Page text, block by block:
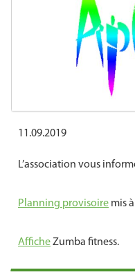
11.09.2019
L’association vous
Planning provisoire mis
AfficheZumba fitness.